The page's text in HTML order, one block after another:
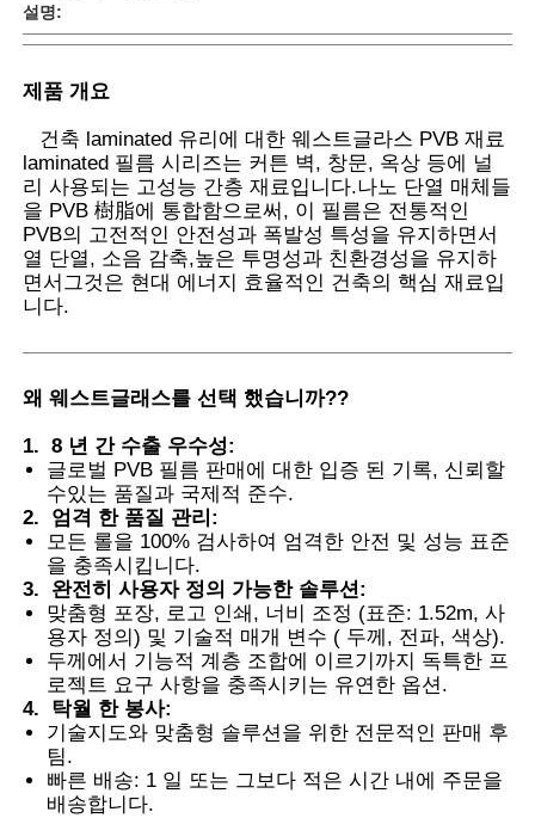
홈
제품 소개
회사 소개
공장 투어
품질 관리
설명:
제품 개요
건축 laminated 유리에 대한 웨스트글라스 PVB 재료
laminated 필름 시리즈는 커튼 벽, 창문, 옥상 등에 널
리 사용되는 고성능 간층 재료입니다.나노 단열 매체들
을 PVB 樹脂에 통합함으로써, 이 필름은 전통적인
PVB의 고전적인 안전성과 폭발성 특성을 유지하면서
열 단열, 소음 감축,높은 투명성과 친환경성을 유지하
면서그것은 현대 에너지 효율적인 건축의 핵심 재료입
니다.
왜 웨스트글래스를 선택 했습니까??
1. 8 년 간 수출 우수성:
글로벌 PVB 필름 판매에 대한 입증 된 기록, 신뢰할
수있는 품질과 국제적 준수.
2.
엄격 한 품질 관리 :
모든 롤을 100% 검사하여 엄격한 안전 및 성능 표준
을 충족시킵니다.
3.
완전히 사용자 정의 가능한 솔루션:
맞춤형 포장, 로고 인쇄, 너비 조정 (표준: 1.52m, 사
용자 정의) 및 기술적 매개 변수 ( 두께, 전파, 색상).
두께에서 기능적 계층 조합에 이르기까지 독특한 프
로젝트 요구 사항을 충족시키는 유연한 옵션.
4.
탁월 한 봉사:
기술지도와 맞춤형 솔루션을 위한 전문적인 판매 후
팀.
빠른 배송: 1 일 또는 그보다 적은 시간 내에 주문을
배송합니다.